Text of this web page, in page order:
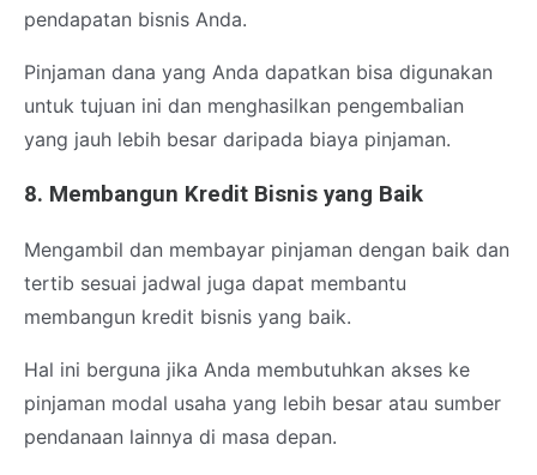
pendapatan bisnis Anda.
Pinjaman dana yang Anda dapatkan bisa digunakan
untuk tujuan ini dan menghasilkan pengembalian
yang jauh lebih besar daripada biaya pinjaman.
8. Membangun Kredit Bisnis yang Baik
Mengambil dan membayar pinjaman dengan baik dan
tertib sesuai jadwal juga dapat membantu
membangun kredit bisnis yang baik.
Hal ini berguna jika Anda membutuhkan akses ke
pinjaman modal usaha yang lebih besar atau sumber
pendanaan lainnya di masa depan.